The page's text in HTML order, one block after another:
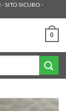
SITO SICURO -
0